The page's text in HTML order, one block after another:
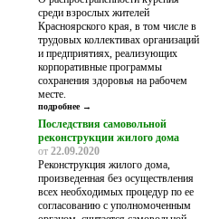
среди взрослых жителей
Красноярского края, в том числе в
трудовых коллективах организаций
и предприятиях, реализующих
корпоративные программы
сохранения здоровья на рабочем
месте.
подробнее →
Последствия самовольной
реконструкции жилого дома
от 22.09.2020
Реконструкция жилого дома,
произведенная без осуществления
всех необходимых процедур по ее
согласованию с уполномоченным